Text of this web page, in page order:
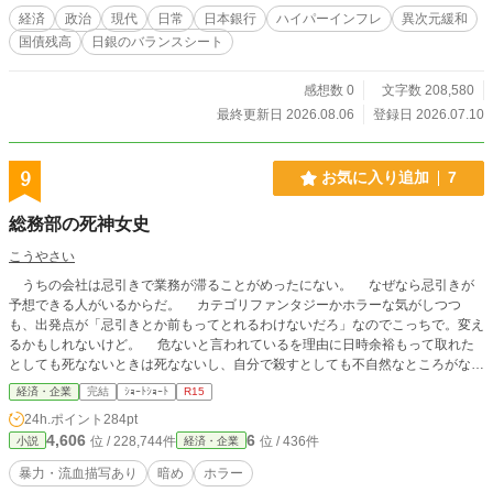
ていても一切関係がありません。 それでは、この小説を最
後迄お楽しみ下さい。 皆様の何かのお役に立つことが出来
れば幸いです。 蔵屋日唱
経済 政治 現代 日常 日本銀行 ハイパーインフレ
異次元緩和
国債残高
日銀のバランスシート
感想数 0
文字数 208,580
最終更新日 2026.08.06
登録日 2026.07.10
9 お気に入り追加 7
総務部の死神女史
こうやさい
うちの会社は忌引きで業務が滞ることがめったにない。 なぜなら忌引きが
予想できる人がいるからだ。 カテゴリファンタジーかホラーな気がしつつ
も、出発点が「忌引きとか前もってとれるわけないだろ」なのでこっちで。変え
るかもしれないけど。 危ないと言われているを理由に日時余裕もって取れた
としても死なないときは死なないし、自分で殺すとしても不自然なところがない
と判断されなかった場合葬儀がいつになるか分からないし場合によっては会社ど
ころじゃなくなるし、出来るのは予知能力者ぐらいだよねー……辺りでなんか妙
な方向に行った。 ただいま諸事情で出すべきか否か微妙なので棚上げしてた
のとか自サイトの方に上げるべきかどうか悩んでたのとか大昔のとかを放出中で
す。見直しもあまり出来ないのでいつも以上に誤字脱字等も多いです。ご了承下
さい。
経済・企業 完結 ｼｮｰﾄｼｮｰﾄ R15
24h.ポイント 284pt
小説 4,606 位 / 228,744件 経済・企業 6 位 / 436件
暴力・流血描写あり 暗め ホラー